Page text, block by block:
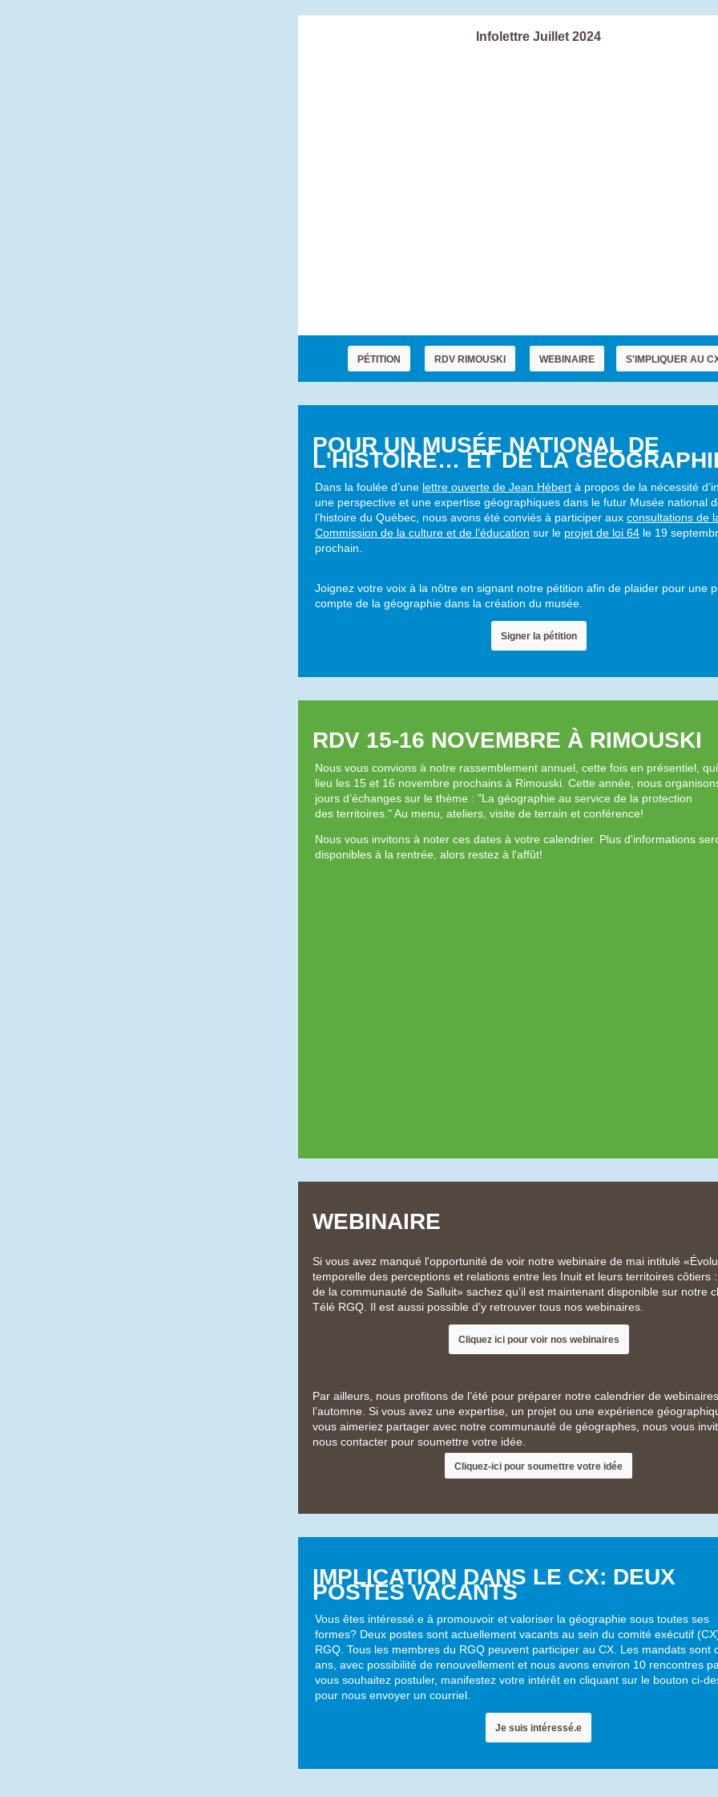
Infolettre Juillet 2024
PÉTITION RDV RIMOUSKI WEBINAIRE S'IMPLIQUER AU
POUR UN MUSÉE NATIONAL DE
L'HISTOIRE… ET DE LA
Dans la foulée d’une lettre ouverte de Jean Hébert à propos de la nécessité
une perspective et une expertise géographiques dans le futur Musée national
l’histoire du Québec, nous avons été conviés à participer aux consultations de
Commission de la culture et de l’éducation sur le projet de loi 64 le 19
prochain.
Joignez votre voix à la nôtre en signant notre pétition afin de plaider pour une
compte de la géographie dans la création du musée.
Signer la pétition
RDV 15-16 NOVEMBRE À RIMOUSKI
Nous vous convions à notre rassemblement annuel, cette fois en présentiel,
lieu les 15 et 16 novembre prochains à Rimouski. Cette année, nous
jours d’échanges sur le thème : "La géographie au service de la protection
des territoires." Au menu, ateliers, visite de terrain et conférence!
Nous vous invitons à noter ces dates à votre calendrier. Plus d'informations
disponibles à la rentrée, alors restez à l'affût!
WEBINAIRE
Si vous avez manqué l'opportunité de voir notre webinaire de mai intitulé
temporelle des perceptions et relations entre les Inuit et leurs territoires côtiers
de la communauté de Salluit» sachez qu’il est maintenant disponible sur notre
Télé RGQ. Il est aussi possible d’y retrouver tous nos webinaires.
Cliquez ici pour voir nos webinaires
Par ailleurs, nous profitons de l’été pour préparer notre calendrier de
l’automne. Si vous avez une expertise, un projet ou une expérience
vous aimeriez partager avec notre communauté de géographes, nous vous
nous contacter pour soumettre votre idée.
Cliquez-ici pour soumettre votre idée
IMPLICATION DANS LE CX: DEUX
POSTES VACANTS
Vous êtes intéressé.e à promouvoir et valoriser la géographie sous toutes ses
formes? Deux postes sont actuellement vacants au sein du comité exécutif
RGQ. Tous les membres du RGQ peuvent participer au CX. Les mandats sont
ans, avec possibilité de renouvellement et nous avons environ 10 rencontres
vous souhaitez postuler, manifestez votre intérêt en cliquant sur le bouton ci-
pour nous envoyer un courriel.
Je suis intéressé.e